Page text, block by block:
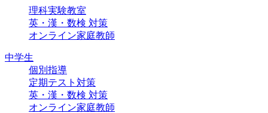
理科実験教室
英・漢・数検 対策
オンライン家庭教師
中学生
個別指導
定期テスト対策
英・漢・数検 対策
オンライン家庭教師